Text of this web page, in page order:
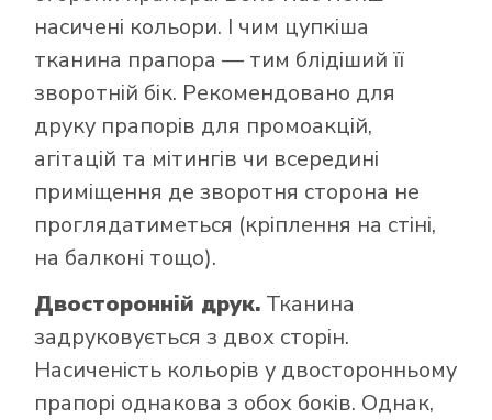
насичені кольори. І чим цупкіша
тканина прапора — тим блідіший її
зворотній бік. Рекомендовано для
друку прапорів для промоакцій,
агітацій та мітингів чи всередині
приміщення де зворотня сторона не
проглядатиметься (кріплення на стіні,
на балконі тощо).
Двосторонній друк. Тканина
задруковується з двох сторін.
Насиченість кольорів у двосторонньому
прапорі однакова з обох боків. Однак,